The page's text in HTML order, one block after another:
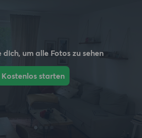
dich, um alle Fotos zu sehen
Kostenlos starten